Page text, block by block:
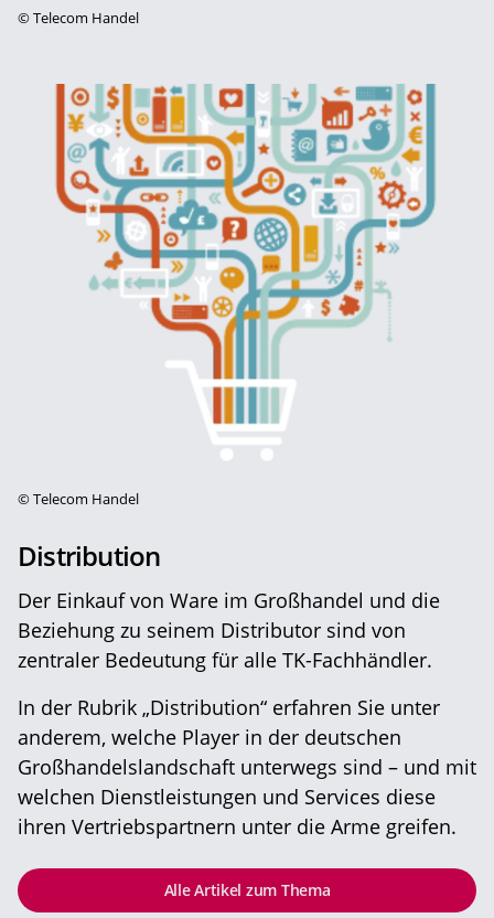
©Telecom Handel
©Telecom Handel
Distribution
Der Einkauf von Ware im Großhandel und die
Beziehung zu seinem Distributor sind von
zentraler Bedeutung für alle TK-Fachhändler.
In der Rubrik „Distribution“ erfahren Sie unter
anderem, welche Player in der deutschen
Großhandelslandschaft unterwegs sind – und mit
welchen Dienstleistungen und Services diese
ihren Vertriebspartnern unter die Arme greifen.
Alle Artikel zum Thema